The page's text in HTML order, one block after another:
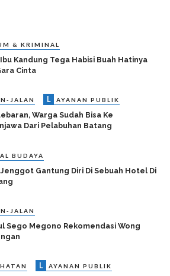
& KRIMINAL
Kandung Tega Habisi Buah Hatinya
Cinta
JALAN L AYANAN PUBLIK
Warga Sudah Bisa Ke
Dari Pelabuhan Batang
BUDAYA
Gantung Diri Di Sebuah Hotel Di
JALAN
Sego Megono Rekomendasi Wong
L AYANAN PUBLIK